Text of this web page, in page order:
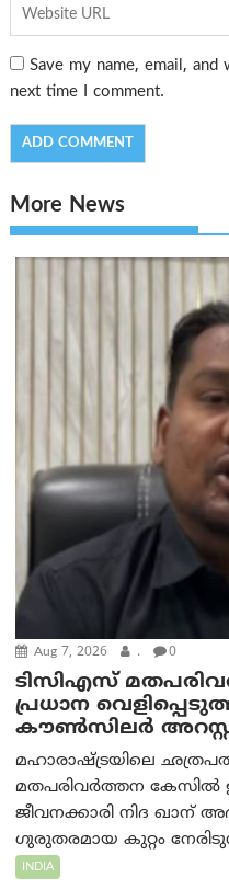
Save my name, email,
next time I comment.
More News
Aug 7, 2026 . 0
ടിസിഎസ്
പ്രധാന
കൗൺസിലർ
മഹാരാഷ്ട്രയിലെ
മതപരിവർത്തന കേസിൽ
ജീവനക്കാരി നിദ ഖാന്
ഗുരുതരമായ കുറ്റം
INDIA